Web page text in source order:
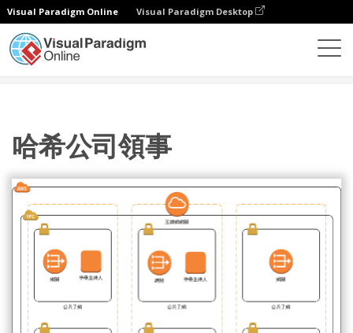
Visual Paradigm Online Visual Paradigm Desktop
哈希公司領事